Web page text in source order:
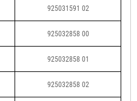
925031591 02
925032858 00
925032858 01
925032858 02